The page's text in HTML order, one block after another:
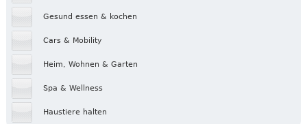
Gesund essen & kochen
Cars & Mobility
Heim, Wohnen & Garten
Spa & Wellness
Haustiere halten